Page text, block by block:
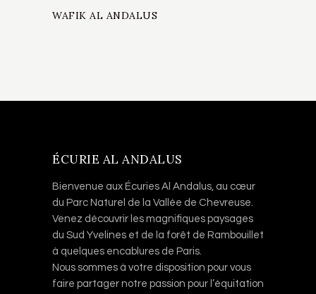
WAFIK AL ANDALUS
ÉCURIE AL ANDALUS
Bienvenue aux Écuries Al Andalus, au cœur
du Parc Naturel de la Vallée de Chevreuse.
Venez découvrir les magnifiques paysages
du Sud Yvelines et de la forêt de Rambouillet
à quelques encablures de Paris.
Nous sommes à votre disposition pour vous
faire partager notre passion pour l’équitation